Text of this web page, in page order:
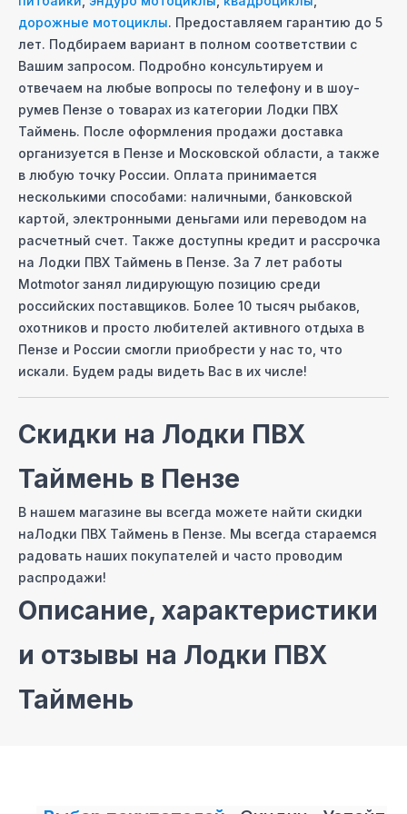
дорожные мотоциклы. Предоставляем гарантию до 5
лет. Подбираем вариант в полном соответствии с
Вашим запросом. Подробно консультируем и
отвечаем на любые вопросы по телефону и в шоу-
румев Пензе о товарах из категории Лодки ПВХ
Таймень. После оформления продажи доставка
организуется в Пензе и Московcкой области, а также
в любую точку России. Оплата принимается
несколькими способами: наличными, банковской
картой, электронными деньгами или переводом на
расчетный счет. Также доступны кредит и рассрочка
на Лодки ПВХ Таймень в Пензе. За 7 лет работы
Motmotor занял лидирующую позицию среди
российских поставщиков. Более 10 тысяч рыбаков,
охотников и просто любителей активного отдыха в
Пензе и России смогли приобрести у нас то, что
искали. Будем рады видеть Вас в их числе!
Скидки на Лодки ПВХ
Таймень в Пензе
В нашем магазине вы всегда можете найти скидки
наЛодки ПВХ Таймень в Пензе. Мы всегда стараемся
радовать наших покупателей и часто проводим
распродажи!
Описание, характеристики
и отзывы на Лодки ПВХ
Таймень